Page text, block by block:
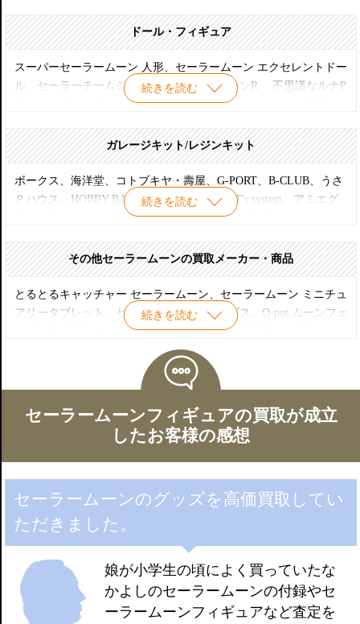
ロス、美少女戦士な通信機、美少女戦士なペンセット
(セーラームーンR)
クリスタルスター、キューティームーンロッド、銀水晶ペンダン
ト、時空のカギ、美少女戦士な変身スティック(レッド＆ブル
ピンクムーンスティック、ハートフルハーモニー、プリズムハー
トコンパクト、コズミックハートコンパクト、レインボームーン
カリス、スパイラルハートムーンロッド、ツインリップロッド、
身リップロッドプルート、セーラータリスマンスペースソード、
セーラータリスマンディープアクアミラ、セーラータリスマンク
ロヌスオーヴ、不思議なルナPボール、美少女戦士な変身(スティ
ックレッド＆ブルー)、美少女戦士な変身(スティックイエロー＆
カレイドムーンスコープ、クリスタルチェンジロッド、クリスタ
トフルハーモニー、クライシスムーンコンパクト、ちびムーンコ
ホーリームーンカリス、セーラースターエール、セーラーチェン
ジスター、エターナルティアル、エターナルムーンアーティク
ル、スーパーエターナルティアル、ムーンパワーティアル、ラッ
キーリングオーブ
・海外版や再販品も買取中です！
ドール・フィギュア
続きを読む
スーパーセーラームーン 人形、セーラームーン エクセレントドー
ル、セーラーチームシリーズ、セーラームーンR 不思議なルナP
ボール、ガシャポン10周年記念 スーパーセーラームーン 抽プレ、
ムーンコレクションＤＸ、キューティーモデルセーラームーン
ス、セーラームーンSupers アマゾネスカルテット、セーラームー
ンミニコレクション、セーラームーンＳ スーパーセーラームー
ン、セーラームーン ドリームポケットシリーズ、美少女戦士セー
きペガサス、スキスキ・月野うさぎちゃん、スキスキ・水野亜美
ん、スキスキ・木野まことちゃん、S.H.Figuarts/S.H.フィギュアー
ツ、Figuarts ZERO/フィギュアーツZERO、メガハウス
ガレージキット/レジンキット
続きを読む
ボークス、海洋堂、コトブキヤ・壽屋、G-PORT、B-CLUB、うさ
Ｐハウス、HOBBY BASE 烈風、T's Works、T's system、アミエグ
ラン、りゅんりゅん亭、鴨棒、うさこの部屋 など
その他セーラームーンの買取メーカー・商品
続きを読む
とるとるキャッチャー セーラームーン、セーラームーン ミニチュ
アリータブレット、セーラームーンカードダス、Q-pot ムーンフェ
イズの懐中時計ネックレス、セーラームーン 原画集、一番くじ ダ
ブルチャンス、プーリップ セーラームーン、セーラームーン くっ
つくんです、セーラームーン BABY-G G-SHOCK、セーラームーン
指示ボールペン、セーラームーン ぬいぐるみ、セーラームーン な
セーラームーンフィギュアの買取が成立
したお客様の感想
セーラームーンのグッズを高価買取してい
ただきました。
娘が小学生の頃によく買っていたな
かよしのセーラームーンの付録やセ
ーラームーンフィギュアなど査定を